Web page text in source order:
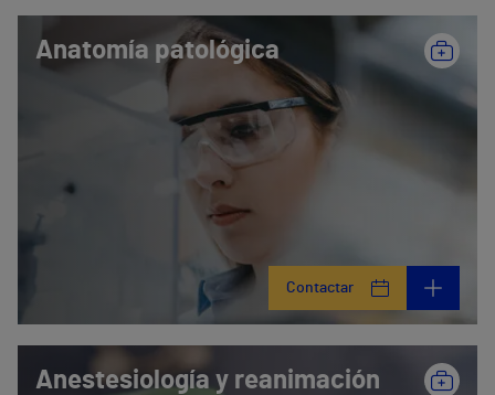
Anatomía patológica
Contactar
Anestesiología y reanimación